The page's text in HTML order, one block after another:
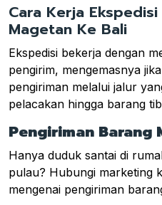
Cara Kerja
Magetan Ke Bali
Ekspedisi bekerja dengan
pengirim, mengemasnya
pengiriman melalui jalur
pelacakan hingga barang
Pengiriman Barang
Hanya duduk santai di
pulau? Hubungi marketing
mengenai pengiriman